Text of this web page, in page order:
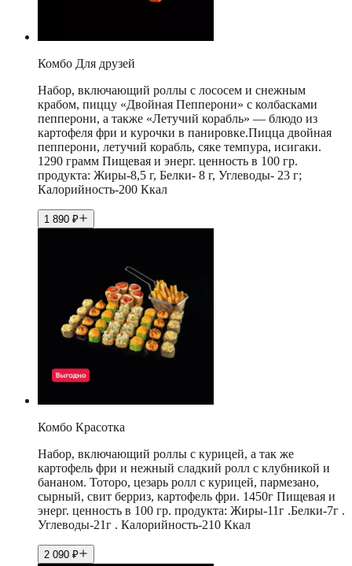
Комбо Для друзей
Набор, включающий роллы с лососем и снежным
крабом, пиццу «Двойная Пепперони» с колбасками
пепперони, а также «Летучий корабль» — блюдо из
картофеля фри и курочки в панировке.Пицца двойная
пепперони, летучий корабль, сяке темпура, исигаки.
1290 грамм Пищевая и энерг. ценность в 100 гр.
продукта: Жиры-8,5 г, Белки- 8 г, Углеводы- 23 г;
Калорийность-200 Ккал
1 890 ₽
Комбо Красотка
Набор, включающий роллы с курицей, а так же
картофель фри и нежный сладкий ролл с клубникой и
бананом. Тоторо, цезарь ролл с курицей, пармезано,
сырный, свит берриз, картофель фри. 1450г Пищевая и
энерг. ценность в 100 гр. продукта: Жиры-11г .Белки-7г .
Углеводы-21г . Калорийность-210 Ккал
2 090 ₽